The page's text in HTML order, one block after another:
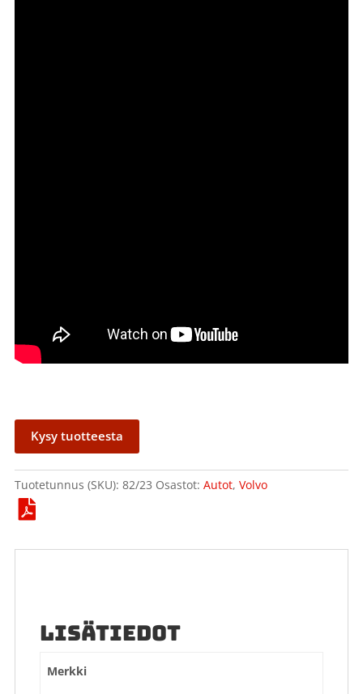
Kysy tuotteesta
Tuotetunnus (SKU): 82/23 Osastot: Autot, Volvo
LISÄTIEDOT
Merkki